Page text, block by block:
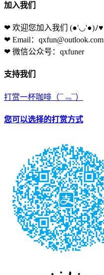
加入我们
❤ 欢迎您加入我们 (●'◡'●)ﾉ♥
❤ Email：qxfun@outlook.com
❤ 微信公众号：qxfuner
支持我们
打赏一杯咖啡 （¯﹃¯）
您可以选择的打赏方式